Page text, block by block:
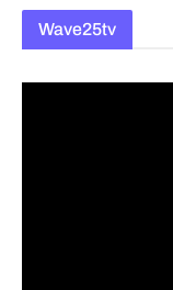
Wave25tv